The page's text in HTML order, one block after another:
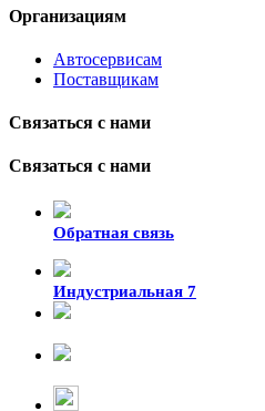
Организациям
Автосервисам
Поставщикам
Связаться с нами
Связаться с нами
Обратная связь
Индустриальная 7